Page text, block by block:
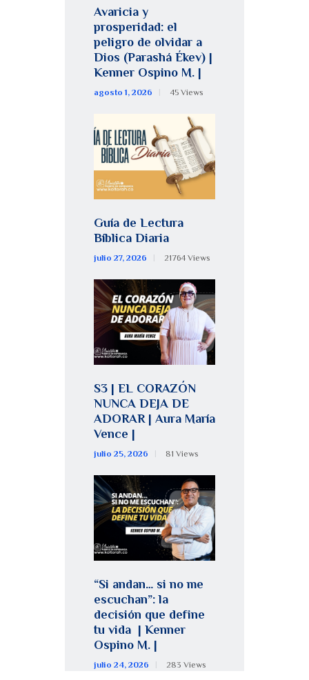
Avaricia y
prosperidad: el
peligro de olvidar a
Dios (Parashá Ékev) |
Kenner Ospino M. |
agosto 1, 2026 45 Views
Guía de Lectura
Bíblica Diaria
julio 27, 2026 21764 Views
S3 | EL CORAZÓN
NUNCA DEJA DE
ADORAR | Aura María
Vence |
julio 25, 2026 81 Views
“Si andan… si no me
escuchan”: la
decisión que define
tu vida | Kenner
Ospino M. |
julio 24, 2026 283 Views